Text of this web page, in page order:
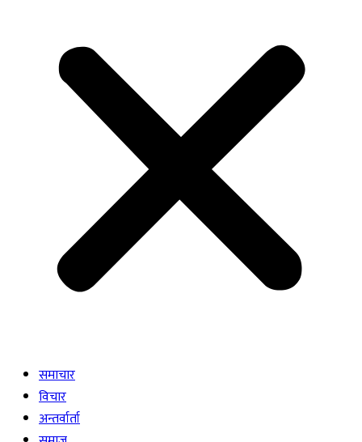
समाचार
विचार
अन्तर्वार्ता